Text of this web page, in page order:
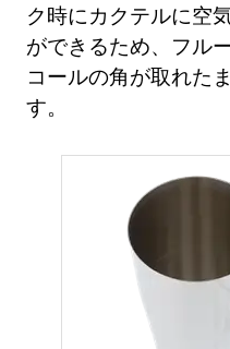
ク時にカクテルに空
ができるため、フル
コールの角が取れた
す。